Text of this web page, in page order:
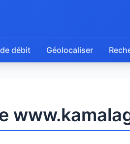
débit Géolocaliser